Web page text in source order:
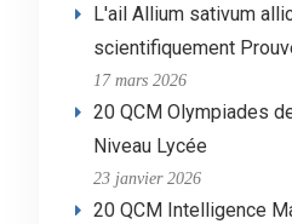
L'ail Allium sativum
scientifiquement
17 mars 2026
20 QCM Olympiades
Niveau Lycée
23 janvier 2026
20 QCM Intelligence